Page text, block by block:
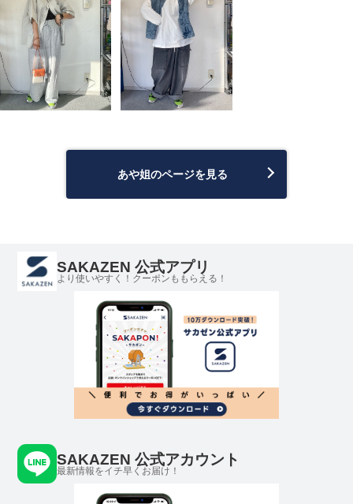
あや姐のページを見る
SAKAZEN 公式アプリ
より使いやすく！クーポンももらえる！
SAKAZEN 公式アカウント
最新情報をイチ早くお届け！